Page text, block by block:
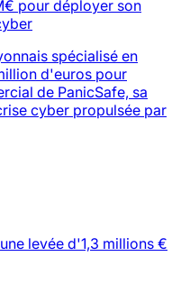
pour déployer son
spécialisé en
d'euros pour
de PanicSafe, sa
cyber propulsée par
levée d'1,3 millions €